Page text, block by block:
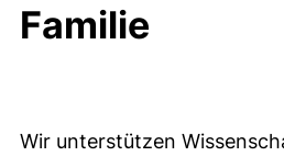
Familie
Wir unterstützen